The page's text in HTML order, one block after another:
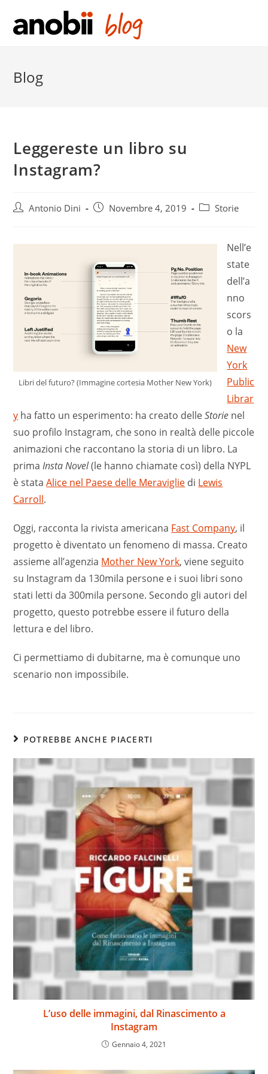
contenuto
Blog
Leggereste un libro su
Instagram?
PostAntonio Dini
PostNovembre 4, 2019
PostStorie
Libri del futuro? (Immagine cortesia Mother New York)
Nell’e
state
dell’a
nno
scors
o la
New
York
Public
Librar
y ha fatto un esperimento: ha creato delleStorie nel
suo profilo Instagram, che sono in realtà delle piccole
animazioni che raccontano la storia di un libro. La
primaInsta Novel(le hanno chiamate così) della NYPL
è stataAlice nel Paese delle Meraviglie di Lewis
Carroll.
Oggi, racconta la rivista americana Fast Company, il
progetto è diventato un fenomeno di massa. Creato
assieme all’agenzia Mother New York, viene seguito
su Instagram da 130mila persone e i suoi libri sono
stati letti da 300mila persone. Secondo gli autori del
progetto, questo potrebbe essere il futuro della
lettura e del libro.
Ci permettiamo di dubitarne, ma è comunque uno
scenario non impossibile.
POTREBBE ANCHE PIACERTI
L’uso delle immagini, dal Rinascimento a
Instagram
Gennaio 4, 2021